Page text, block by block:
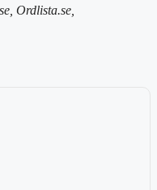
Ordlista.se,